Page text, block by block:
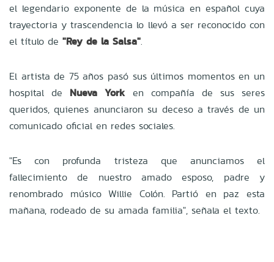
el legendario exponente de la música en español cuya
trayectoria y trascendencia lo llevó a ser reconocido con
el título de "Rey de la Salsa".
El artista de 75 años pasó sus últimos momentos en un
hospital de Nueva Yorken compañía de sus seres
queridos, quienes anunciaron su deceso a través de un
comunicado oficial en redes sociales.
"Es con profunda tristeza que anunciamos el
fallecimiento de nuestro amado esposo, padre y
renombrado músico Willie Colón. Partió en paz esta
mañana, rodeado de su amada familia", señala el texto.